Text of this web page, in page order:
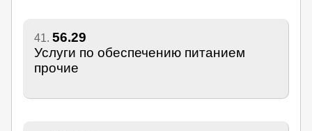
41. 56.29
Услуги по обеспечению питанием
прочие